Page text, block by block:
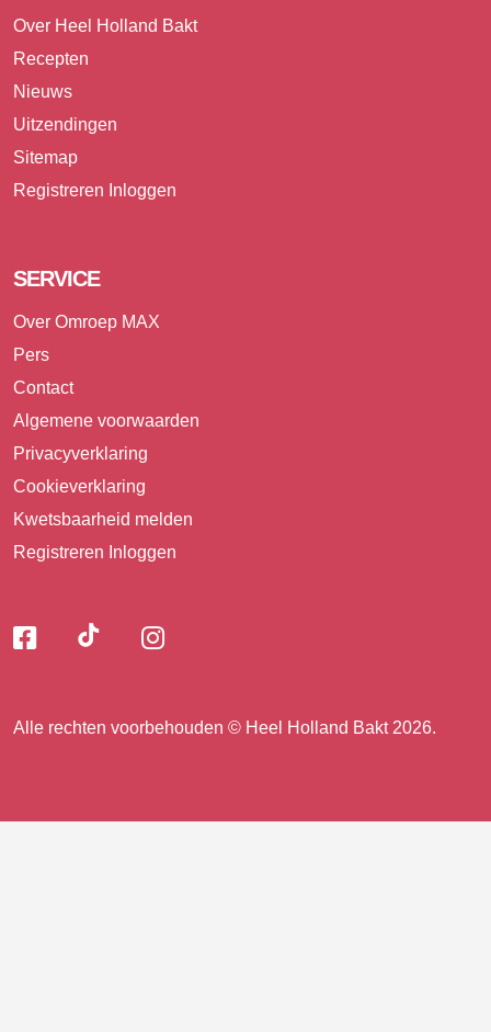
Over Heel Holland Bakt
Recepten
Nieuws
Uitzendingen
Sitemap
Registreren Inloggen
SERVICE
Over Omroep MAX
Pers
Contact
Algemene voorwaarden
Privacyverklaring
Cookieverklaring
Kwetsbaarheid melden
Registreren Inloggen
Volg
ons
facebook
Volg
Volg
Alle rechten voorbehouden © Heel Holland Bakt 2026.